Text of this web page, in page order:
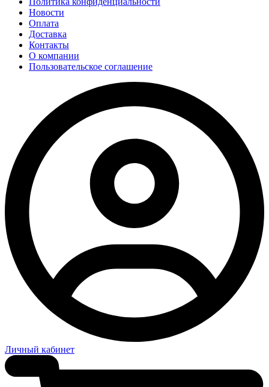
Новости
Оплата
Доставка
Контакты
О компании
Пользовательское соглашение
Личный кабинет